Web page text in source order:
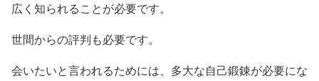
広く知られることが必要です。
世間からの評判も必要です。
会いたいと言われるためには、多大な自己鍛錬が必要にな